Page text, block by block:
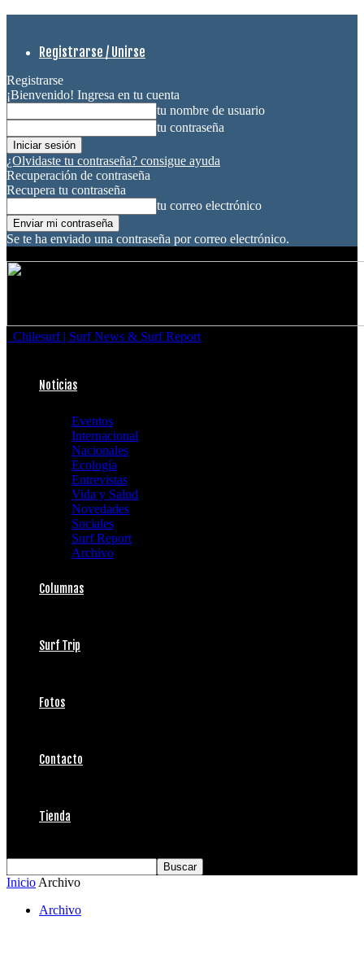
Registrarse / Unirse
Registrarse
¡Bienvenido! Ingresa en tu cuenta
tu nombre de usuario
tu contraseña
¿Olvidaste tu contraseña? consigue ayuda
Recuperación de contraseña
Recupera tu contraseña
tu correo electrónico
Se te ha enviado una contraseña por correo electrónico.
Chilesurf | Surf News & Surf Report
Noticias
Eventos
Internacional
Nacionales
Ecología
Entrevistas
Vida y Salud
Novedades
Sociales
Surf Report
Archivo
Columnas
Surf Trip
Fotos
Contacto
Tienda
Inicio Archivo
Archivo